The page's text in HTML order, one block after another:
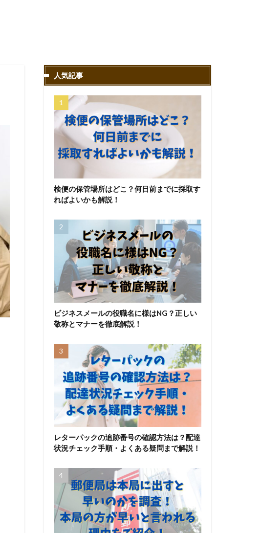
人気記事
検便の保管場所はどこ？何日前までに採取す
ればよいかも解説！
ビジネスメールの役職名に様はNG？正しい
敬称とマナーを徹底解説！
レターパックの追跡番号の確認方法は？配達
状況チェック手順・よくある疑問まで解説！